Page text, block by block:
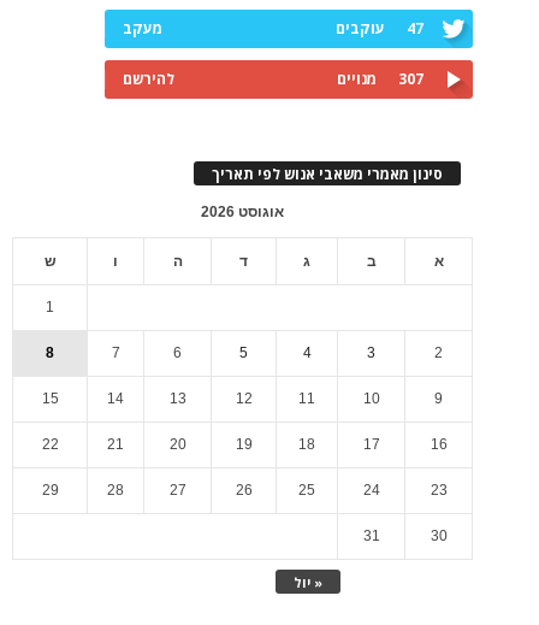
47 עוקבים מעקב
307 מנויים להירשם
סינון מאמרי משאבי אנוש לפי תאריך
אוגוסט 2026
א ב ג ד ה ו ש
« יול
1
2
3
4
5
6
7
8
9
10
11
12
13
14
15
16
17
18
19
20
21
22
23
24
25
26
27
28
29
30
31